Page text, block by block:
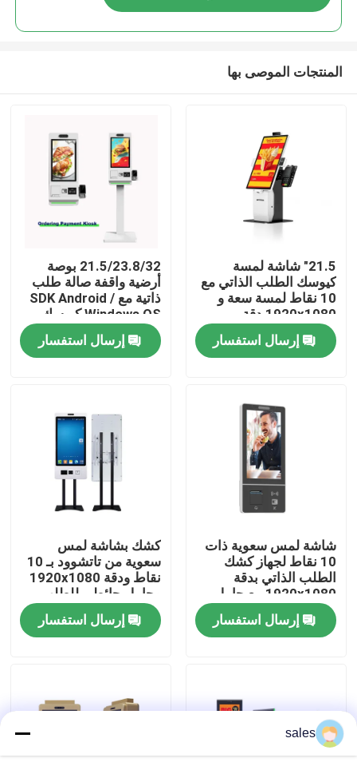
منزل
منتجات
عرض الواقع الافتراضي
معلومات عنا
جولة في المعمل
رقابة جودة
مدونة
المنتجات الموصى بها
21.5" شاشة لمسة
كيوسك الطلب الذاتي مع
10 نقاط لمسة سعة و
1920x1080 دقة
لمطاعم الوجبات السريعة
إرسال استفسار
21.5/23.8/32 بوصة
أرضية واقفة صالة طلب
ذاتية مع SDK Android /
Windows OS كيوسك
الدفع بشاشة اللمس
للسوبر ماركت
إرسال استفسار
شاشة لمس سعوية ذات
10 نقاط لجهاز كشك
الطلب الذاتي بدقة
1920x1080 مع حامل
حائطي
إرسال استفسار
كشك بشاشة لمس
سعوية من تاتشوود بـ 10
نقاط ودقة 1920x1080
وحامل حائطي للطلب
والدفع الذاتي
إرسال استفسار
sales